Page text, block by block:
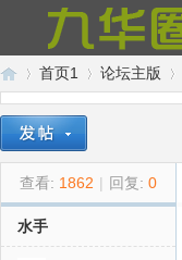
九»
首页1
›
论坛主版
›
查看: 1862 | 回复: 0
水手